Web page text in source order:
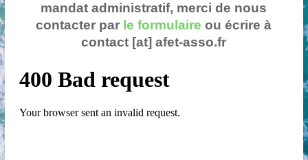
mandat administratif, merci de nous
contacter par le formulaire ou écrire à
contact [at] afet-asso.fr